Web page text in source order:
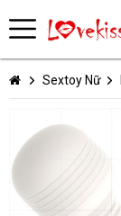
Sextoy Nữ